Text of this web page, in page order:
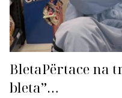
BletaPërtace na
bleta”…